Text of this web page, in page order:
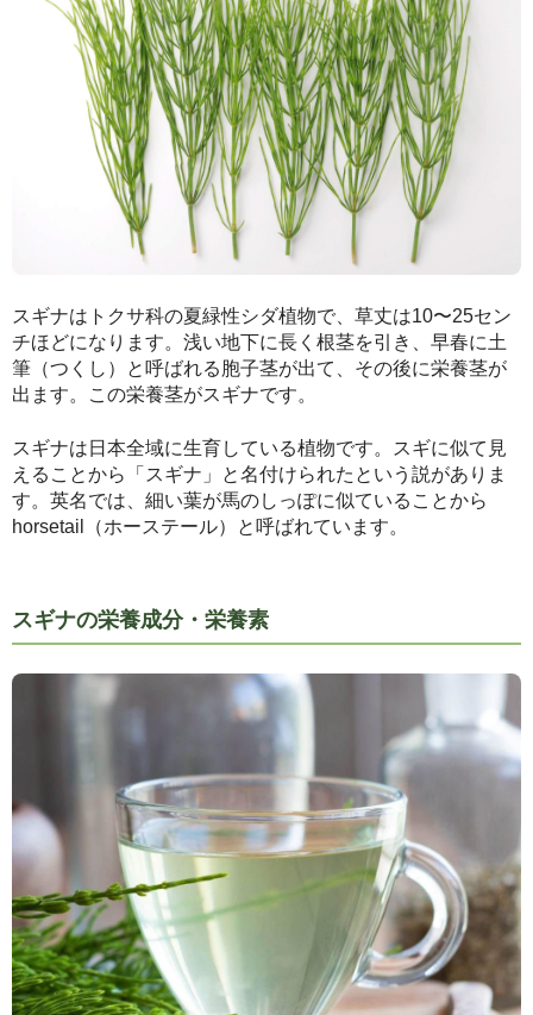
スギナはトクサ科の夏緑性シダ植物で、草丈は10〜25セン
チほどになります。浅い地下に長く根茎を引き、早春に土
筆（つくし）と呼ばれる胞子茎が出て、その後に栄養茎が
出ます。この栄養茎がスギナです。
スギナは日本全域に生育している植物です。スギに似て見
えることから「スギナ」と名付けられたという説がありま
す。英名では、細い葉が馬のしっぽに似ていることから
horsetail（ホーステール）と呼ばれています。
スギナの栄養成分・栄養素